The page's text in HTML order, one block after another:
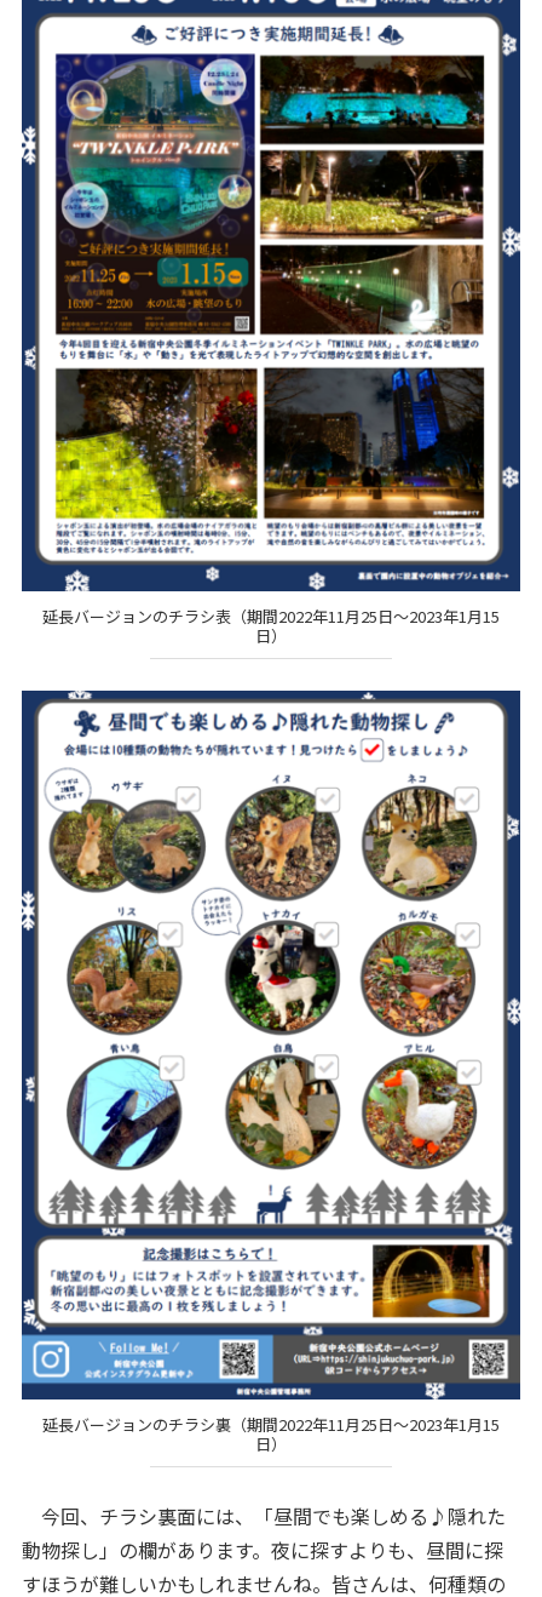
延長バージョンのチラシ表（期間2022年11月25日～2023年1月15
日）
延長バージョンのチラシ裏（期間2022年11月25日～2023年1月15
日）
今回、チラシ裏面には、「昼間でも楽しめる♪隠れた
動物探し」の欄があります。夜に探すよりも、昼間に探
すほうが難しいかもしれませんね。皆さんは、何種類の